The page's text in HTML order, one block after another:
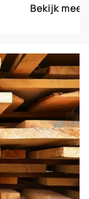
Bekijk meer